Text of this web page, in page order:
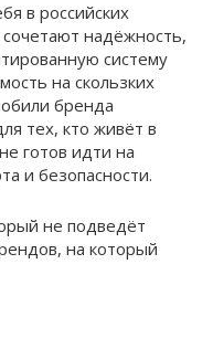
в российских
надёжность,
систему
на скользких
бренда
тех, кто живёт в
готов идти на
и безопасности.
не подведёт
на который